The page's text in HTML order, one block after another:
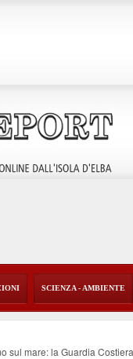
SCIENZA - AMBIENTE
sul mare: la Guardia